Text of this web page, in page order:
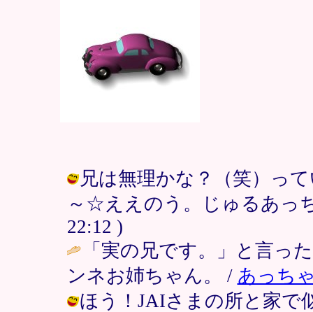
兄は無理かな？（笑）っ
～☆ええのう。じゅるあっ
22:12 )
「実の兄です。」と言っ
ンネお姉ちゃん。 / あっち
ほう！JAIさまの所と家で